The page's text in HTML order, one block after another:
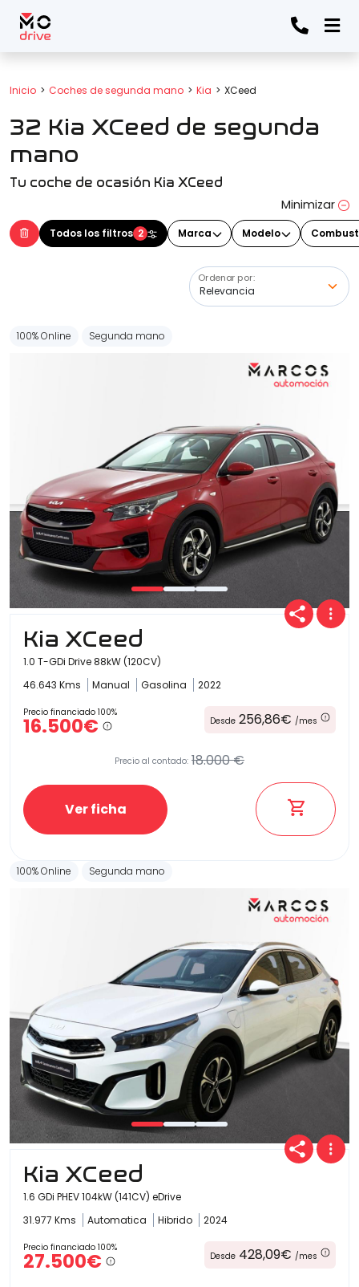
Inicio Coches de segunda mano Kia XCeed
32 Kia XCeed de segunda
mano
Tu coche de ocasión Kia XCeed
Minimizar
Todos los filtros 2 Marca Modelo
Ordenar por:
Todos los filtros
Marca
(Elige uno o varios modelos)
Año
Combustible
(Elige una o varias opciones)
Etiqueta medioambiental
Potencia
Transmisión
Carrocería
100% Online Segunda mano
Kia XCeed
1.0 T-GDi Drive 88kW (120CV)
46.643 Kms
Manual Gasolina 2022
Precio financiado 100%
16.500€ Desde 256,86€ /mes
Precio al contado: 18.000 €
Ver ficha
100% Online Segunda mano
Kia XCeed
1.6 GDi PHEV 104kW (141CV) eDrive
31.977 Kms
Automatica Hibrido 2024
Precio financiado 100%
27.500€ Desde 428,09€ /mes